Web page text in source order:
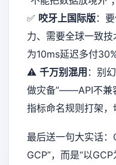
✅ 咬牙上国际版：
力、需要全球一致
为10ms延迟多付30%
⚠️ 千万别混用 ：别
做灾备”——API不兼
指标命名规则打架，
最后送一句大实话：
GCP”，而是“以